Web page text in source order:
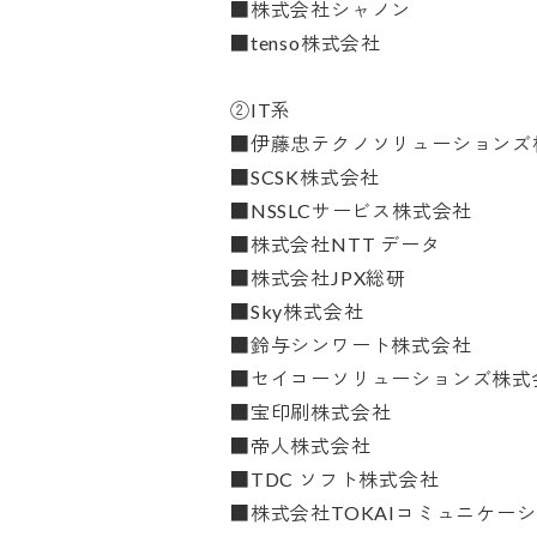
■株式会社シャノン
■tenso株式会社
②IT系
■伊藤忠テクノソリューションズ
■SCSK株式会社
■NSSLCサービス株式会社
■株式会社NTT データ
■株式会社JPX総研
■Sky株式会社
■鈴与シンワート株式会社
■セイコーソリューションズ株式
■宝印刷株式会社
■帝人株式会社
■TDC ソフト株式会社
■株式会社TOKAIコミュニケー